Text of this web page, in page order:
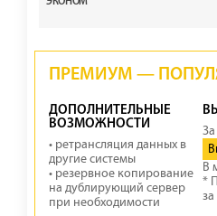
ПРЕМИУМ —
ДОПОЛНИТЕЛЬНЫЕ
ВОЗМОЖНОСТИ
• ретрансляция данных в
другие системы
• резервное копирование
на дублирующий сервер
при необходимости
В
*
за